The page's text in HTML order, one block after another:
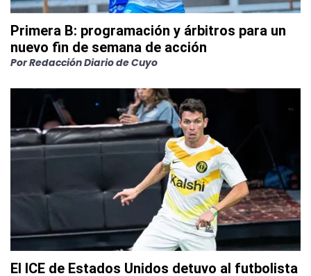
Primera B: programación y árbitros para un
nuevo fin de semana de acción
PorRedacción Diario de Cuyo
El ICE de Estados Unidos detuvo al futbolista